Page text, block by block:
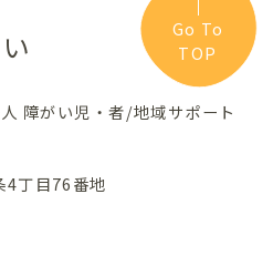
Go To
TOP
障がい児・者/地域サポート
4丁目76番地